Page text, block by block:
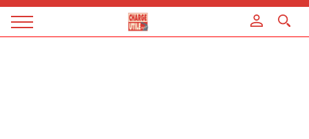
Magazine
Panneau de gestion des cookies